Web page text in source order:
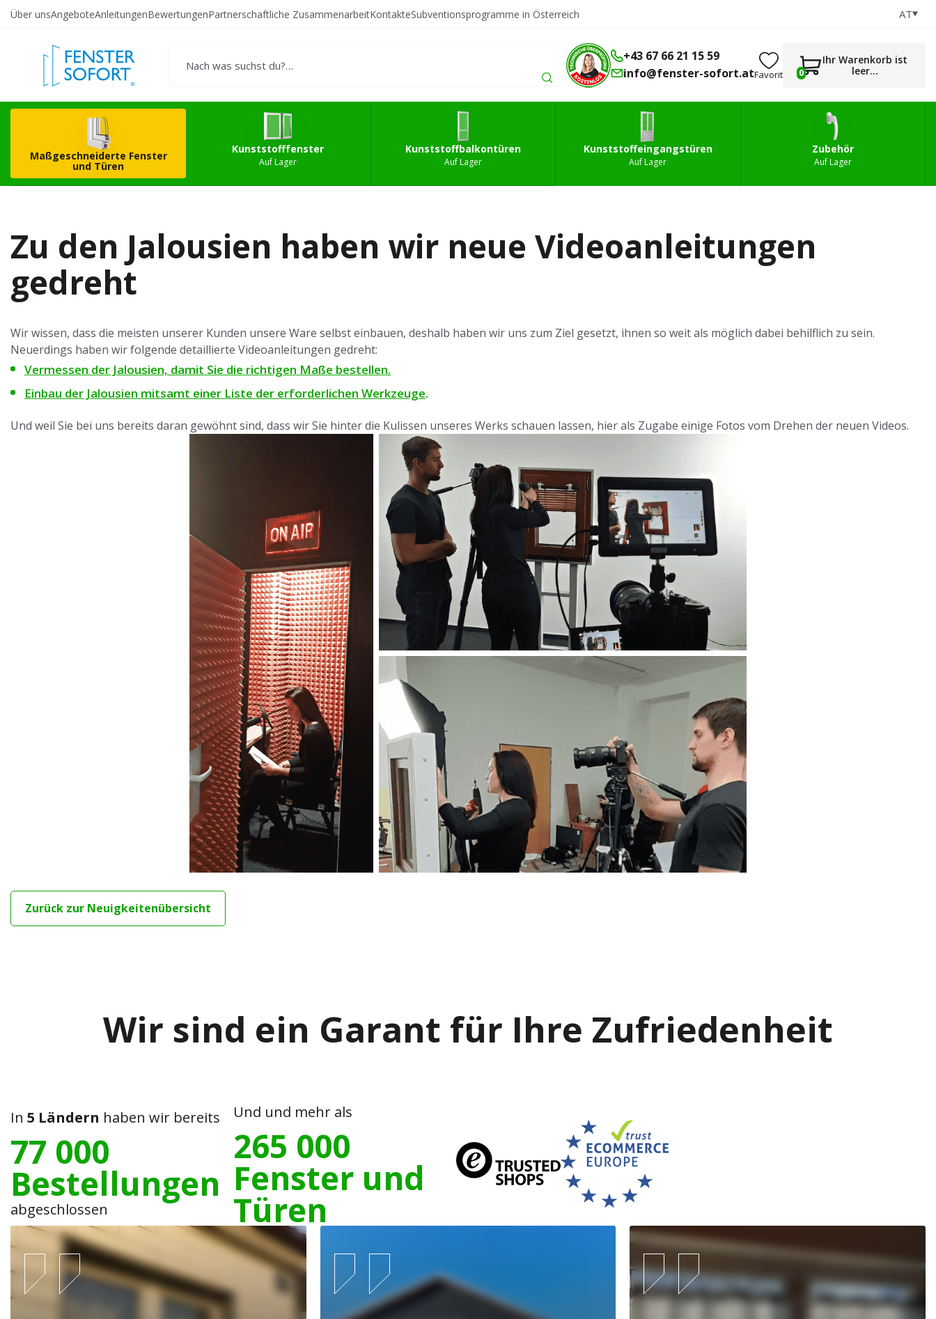
Erstellen Sie Ihr
Kunststofffenster Kunststoffbalkontüren Kunststoffeingangstüren 0
Über unsAngeboteAnleitungenBewertungenPartnerschaftliche ZusammenarbeitKontakteSubventionsprogramme in Österreich AT
+43 67 66 21 15 59
info@fenster-sofort.atFavorit 0
Ihr Warenkorb ist
leer...
Maßgeschneiderte Fenster
und Türen
Kunststofffenster
Auf Lager
Kunststoffbalkontüren
Auf Lager
Kunststoffeingangstüren
Auf Lager
Zubehör
Auf Lager
Zu den Jalousien haben wir neue Videoanleitungen
gedreht
Wir wissen, dass die meisten unserer Kunden unsere Ware selbst einbauen, deshalb haben wir uns zum Ziel gesetzt, ihnen so weit als möglich dabei behilflich zu sein.
Neuerdings haben wir folgende detaillierte Videoanleitungen gedreht:
Vermessen der Jalousien, damit Sie die richtigen Maße bestellen.
Einbau der Jalousien mitsamt einer Liste der erforderlichen Werkzeuge.
Und weil Sie bei uns bereits daran gewöhnt sind, dass wir Sie hinter die Kulissen unseres Werks schauen lassen, hier als Zugabe einige Fotos vom Drehen der neuen Videos.
Zurück zur Neuigkeitenübersicht
Wir sind ein Garant für Ihre Zufriedenheit
In 5 Ländern haben wir bereits
77 000
Bestellungen
abgeschlossen
Und und mehr als
265 000
Fenster und
Türen